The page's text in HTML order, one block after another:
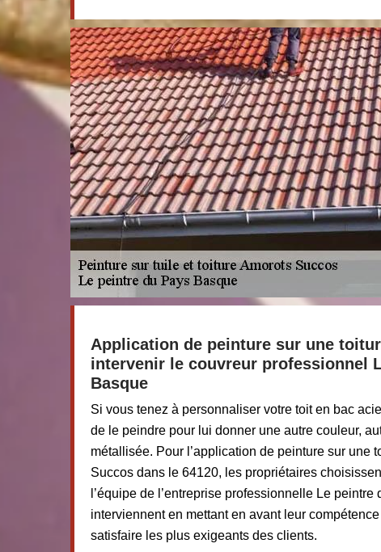
Application de peinture sur une
intervenir le couvreur professionnel
Basque
Si vous tenez à personnaliser votre toit en bac
de le peindre pour lui donner une autre couleur,
métallisée. Pour l’application de peinture sur une
Succos dans le 64120, les propriétaires
l’équipe de l’entreprise professionnelle Le
interviennent en mettant en avant leur
satisfaire les plus exigeants des clients.